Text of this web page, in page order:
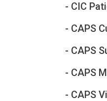
- CIC
- CAPS
- CAPS
- CAPS
- CAPS